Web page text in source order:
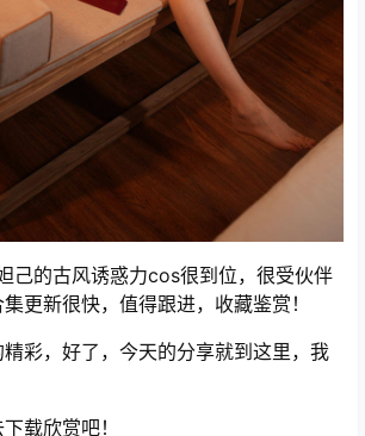
己的古风诱惑力cos很到位，很受伙伴
更新很快，值得跟进，收藏鉴赏！
彩，好了，今天的分享就到这里，我
载欣赏吧！